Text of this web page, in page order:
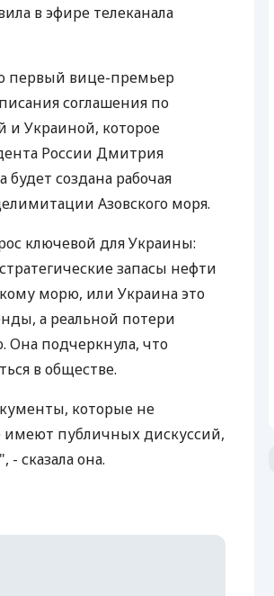
ПУТЕВОДИТЕЛИ ПО
БАНКОВСКИМ КАРТАМ
в эфире телеканала
первый вице-премьер
соглашения по
Украиной, которое
России Дмитрия
создана рабочая
Азовского моря.
ключевой для Украины:
запасы нефти
морю, или Украина это
а реальной потери
Она подчеркнула, что
в обществе.
которые не
имеют публичных дискуссий,
- сказала она.